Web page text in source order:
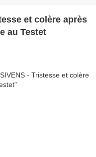
et colère après
au Testet